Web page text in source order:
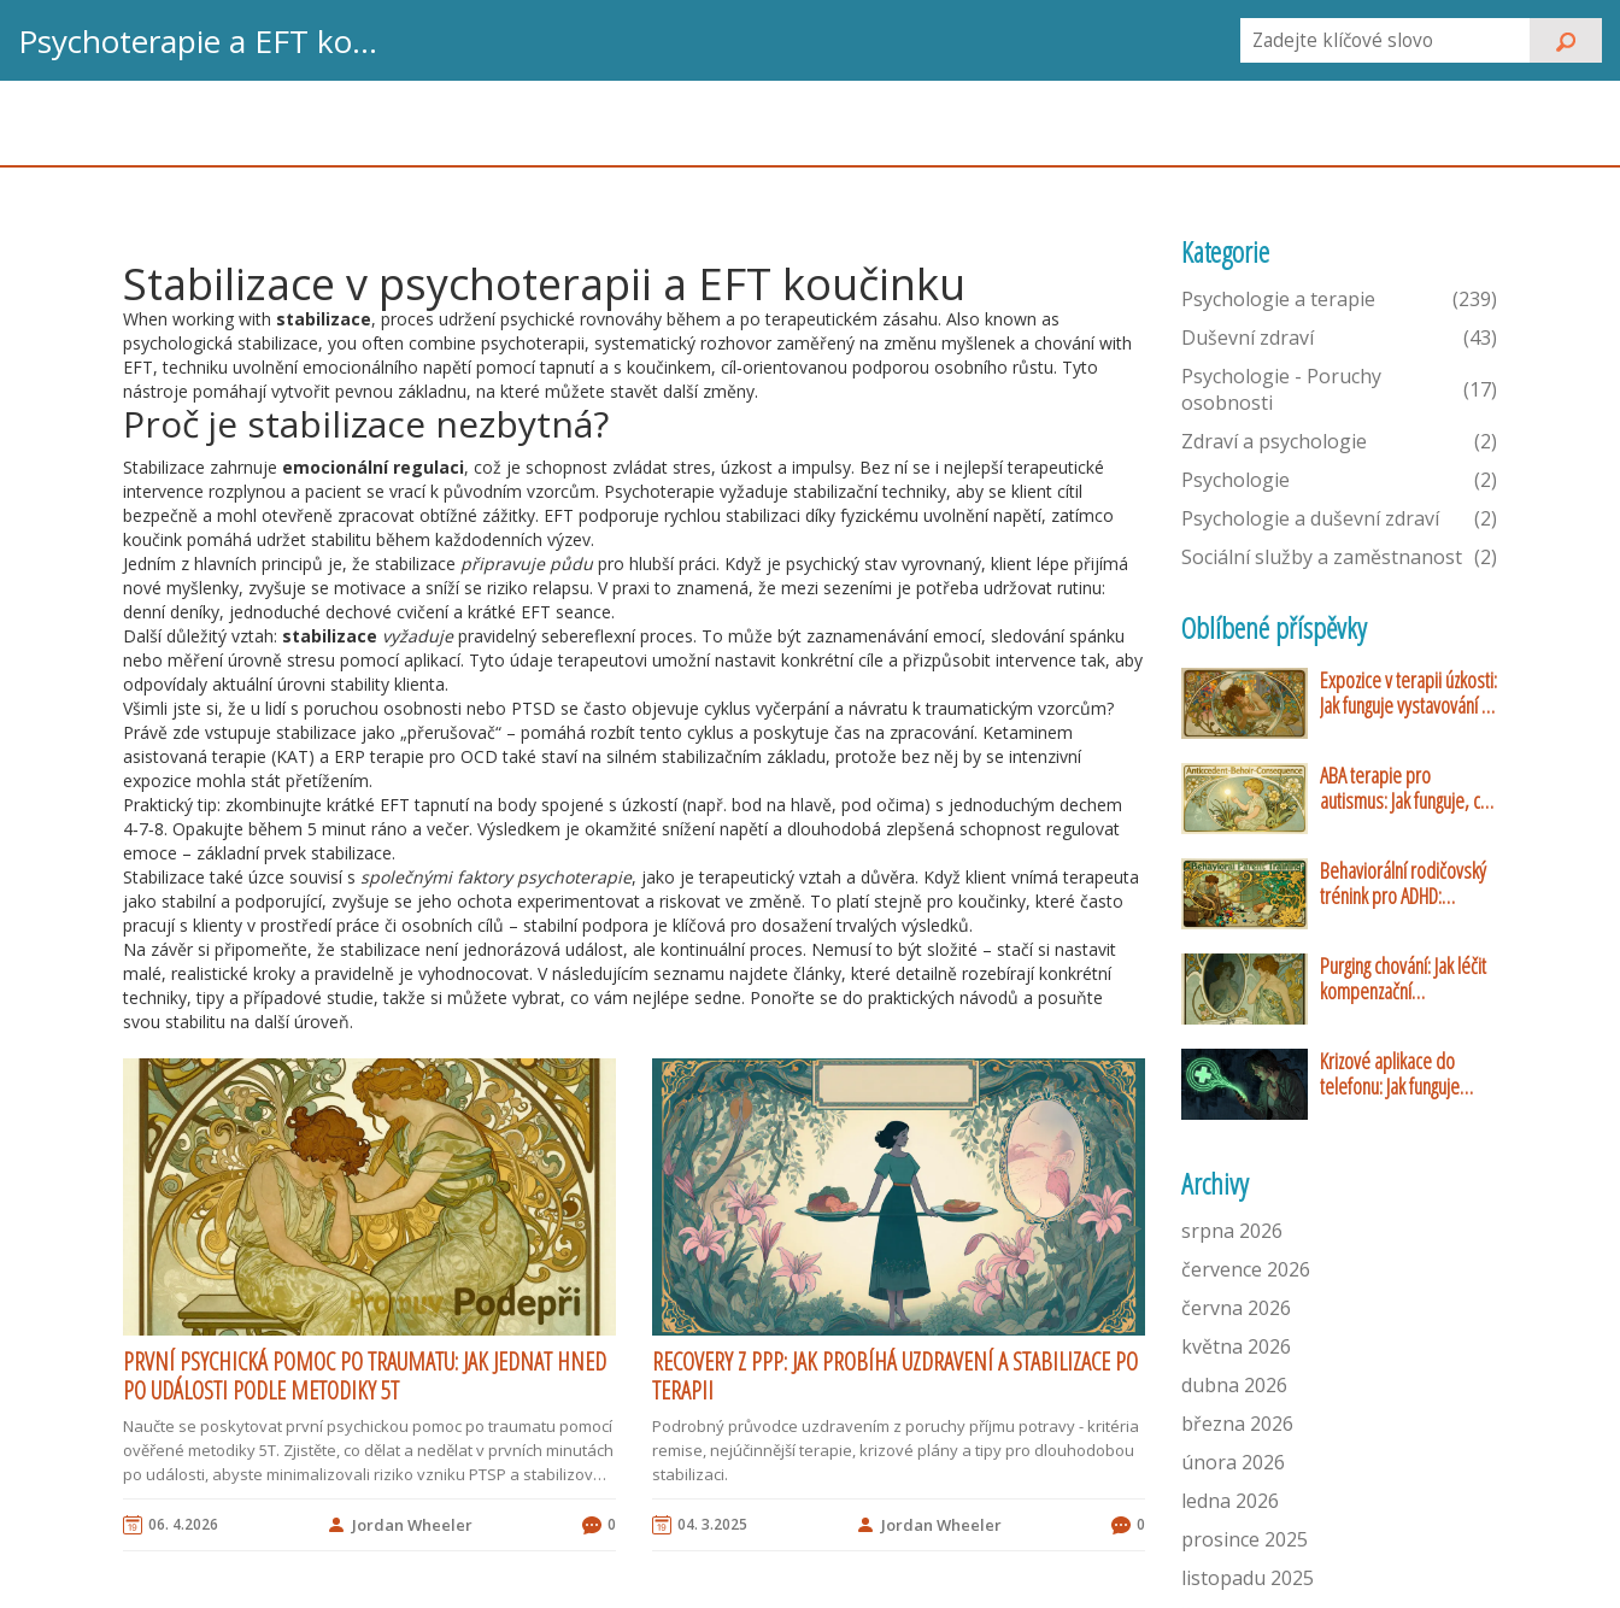
Psychoterapie a EFT koučink
Stabilizace v psychoterapii a EFT koučinku
When working with stabilizace, proces udržení psychické rovnováhy během a po terapeutickém zásahu. Also known as
psychologická stabilizace, you often combine psychoterapii, systematický rozhovor zaměřený na změnu myšlenek a chováníwith
EFT,techniku uvolnění emocionálního napětí pomocí tapnutía s koučinkem, cíl‑orientovanou podporou osobního růstu. Tyto
nástroje pomáhají vytvořit pevnou základnu, na které můžete stavět další změny.
Proč je stabilizace nezbytná?
Stabilizace zahrnuje emocionální regulaci, což je schopnost zvládat stres, úzkost a impulsy. Bez ní se i nejlepší terapeutické
intervence rozplynou a pacient se vrací k původním vzorcům. Psychoterapie vyžaduje stabilizační techniky, aby se klient cítil
bezpečně a mohl otevřeně zpracovat obtížné zážitky. EFT podporuje rychlou stabilizaci díky fyzickému uvolnění napětí, zatímco
koučink pomáhá udržet stabilitu během každodenních výzev.
Jedním z hlavních principů je, že stabilizace připravuje půdu pro hlubší práci. Když je psychický stav vyrovnaný, klient lépe přijímá
nové myšlenky, zvyšuje se motivace a sníží se riziko relapsu. V praxi to znamená, že mezi sezeními je potřeba udržovat rutinu:
denní deníky, jednoduché dechové cvičení a krátké EFT seance.
Další důležitý vztah: stabilizace vyžadujepravidelný sebereflexní proces. To může být zaznamenávání emocí, sledování spánku
nebo měření úrovně stresu pomocí aplikací. Tyto údaje terapeutovi umožní nastavit konkrétní cíle a přizpůsobit intervence tak, aby
odpovídaly aktuální úrovni stability klienta.
Všimli jste si, že u lidí s poruchou osobnosti nebo PTSD se často objevuje cyklus vyčerpání a návratu k traumatickým vzorcům?
Právě zde vstupuje stabilizace jako „přerušovač“ – pomáhá rozbít tento cyklus a poskytuje čas na zpracování. Ketaminem
asistovaná terapie (KAT) a ERP terapie pro OCD také staví na silném stabilizačním základu, protože bez něj by se intenzivní
expozice mohla stát přetížením.
Praktický tip: zkombinujte krátké EFT tapnutí na body spojené s úzkostí (např. bod na hlavě, pod očima) s jednoduchým dechem
4‑7‑8. Opakujte během 5 minut ráno a večer. Výsledkem je okamžité snížení napětí a dlouhodobá zlepšená schopnost regulovat
emoce – základní prvek stabilizace.
Stabilizace také úzce souvisí s společnými faktory psychoterapie, jako je terapeutický vztah a důvěra. Když klient vnímá terapeuta
jako stabilní a podporující, zvyšuje se jeho ochota experimentovat a riskovat ve změně. To platí stejně pro koučinky, které často
pracují s klienty v prostředí práce či osobních cílů – stabilní podpora je klíčová pro dosažení trvalých výsledků.
Na závěr si připomeňte, že stabilizace není jednorázová událost, ale kontinuální proces. Nemusí to být složité – stačí si nastavit
malé, realistické kroky a pravidelně je vyhodnocovat. V následujícím seznamu najdete články, které detailně rozebírají konkrétní
techniky, tipy a případové studie, takže si můžete vybrat, co vám nejlépe sedne. Ponořte se do praktických návodů a posuňte
svou stabilitu na další úroveň.
PRVNÍ PSYCHICKÁ POMOC PO TRAUMATU: JAK JEDNAT HNED
PO UDÁLOSTI PODLE METODIKY 5T
Naučte se poskytovat první psychickou pomoc po traumatu pomocí
ověřené metodiky 5T. Zjistěte, co dělat a nedělat v prvních minutách
po události, abyste minimalizovali riziko vzniku PTSP a stabilizovali
06. 4.2026 Jordan Wheeler 0
RECOVERY Z PPP: JAK PROBÍHÁ UZDRAVENÍ A STABILIZACE PO
TERAPII
Podrobný průvodce uzdravením z poruchy příjmu potravy - kritéria
remise, nejúčinnější terapie, krizové plány a tipy pro dlouhodobou
stabilizaci.
04. 3.2025 Jordan Wheeler 0
Kategorie
Psychologie a terapie
(239)
Duševní zdraví
(43)
Psychologie - Poruchy
osobnosti
(17)
Zdraví a psychologie
(2)
Psychologie
(2)
Psychologie a duševní zdraví
(2)
Sociální služby a zaměstnanost (2)
Oblíbené příspěvky
Expozice v terapii úzkosti:
Jak funguje vystavování a
ABA terapie pro
autismus: Jak funguje, co
Behaviorální rodičovský
trénink pro ADHD:
Purging chování: Jak léčit
kompenzační
Krizové aplikace do
telefonu: Jak funguje
Archivy
srpna 2026
července 2026
června 2026
května 2026
dubna 2026
března 2026
února 2026
ledna 2026
prosince 2025
listopadu 2025